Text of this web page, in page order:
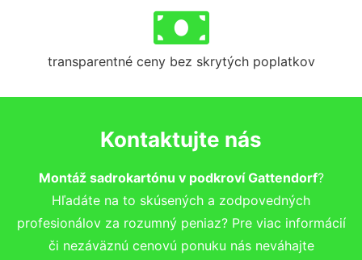
transparentné ceny bez skrytých poplatkov
Kontaktujte nás
Montáž sadrokartónu v podkroví Gattendorf?
Hľadáte na to skúsených a zodpovedných
profesionálov za rozumný peniaz? Pre viac informácií
či nezáväznú cenovú ponuku nás neváhajte